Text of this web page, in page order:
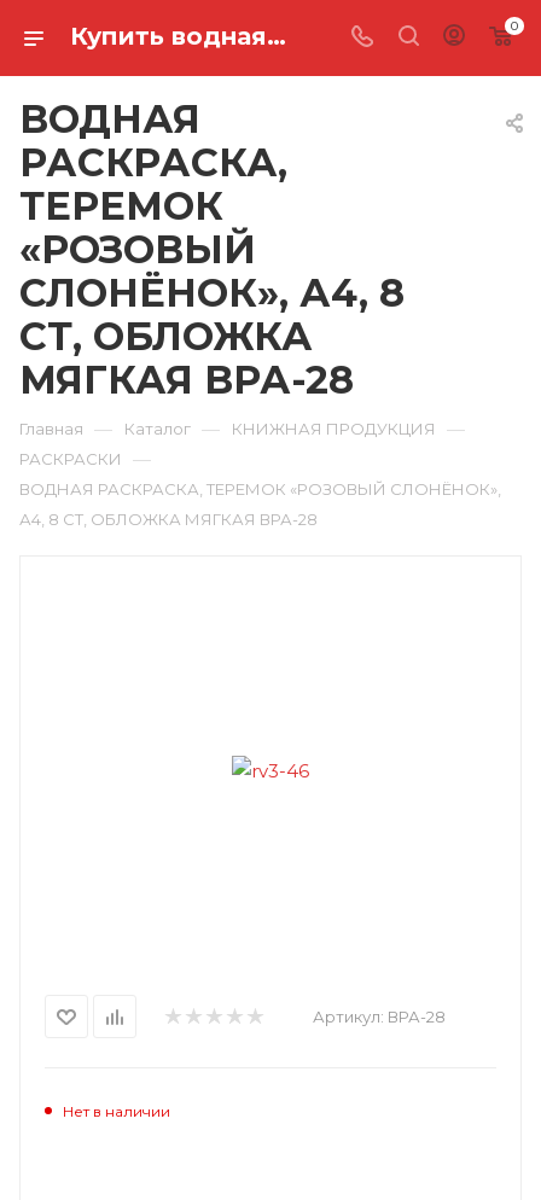
Купить водная раскраска, теремок «розовый слонёнок», а4, 8 ст, обложка мягкая ВРА-28 в Ростове-на-Дону 0
ВОДНАЯ
РАСКРАСКА,
ТЕРЕМОК
«РОЗОВЫЙ
СЛОНЁНОК», А4, 8
СТ, ОБЛОЖКА
МЯГКАЯ ВРА-28
Главная — Каталог — КНИЖНАЯ ПРОДУКЦИЯ —
РАСКРАСКИ —
ВОДНАЯ РАСКРАСКА, ТЕРЕМОК «РОЗОВЫЙ СЛОНЁНОК»,
А4, 8 СТ, ОБЛОЖКА МЯГКАЯ ВРА-28
Артикул: ВРА-28
Нет в наличии